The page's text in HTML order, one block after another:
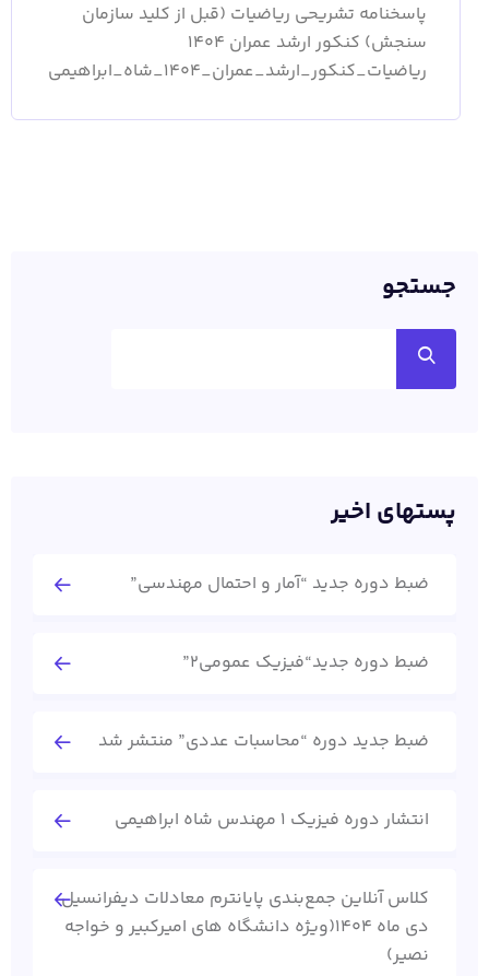
پاسخنامه تشریحی ریاضیات (قبل از کلید سازمان
سنجش) کنکور ارشد عمران 1404
ریاضیات_کنکور_ارشد_عمران_1404_شاه_ابراهیمی
جستجو
پستهای اخیر
ضبط دوره جدید “آمار و احتمال مهندسی”
ضبط دوره جدید“فیزیک عمومی2”
ضبط جدید دوره “محاسبات عددی” منتشر شد
انتشار دوره فیزیک 1 مهندس شاه ابراهیمی
کلاس آنلاین جمع‌بندی پایانترم معادلات دیفرانسیل
دی ماه 1404(ویژه دانشگاه های امیرکبیر و خواجه
نصیر)